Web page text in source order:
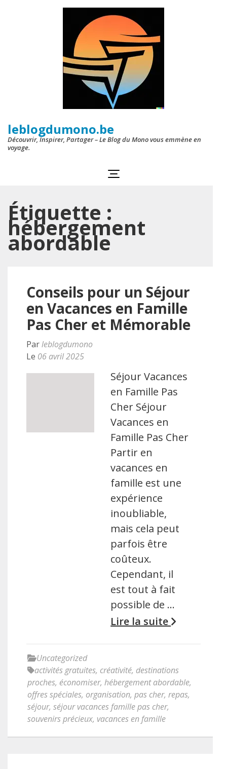
leblogdumono.be
Découvrir, Inspirer, Partager – Le Blog du Mono vous emmène en
voyage.
Étiquette :
hébergement
abordable
Conseils pour un Séjour
en Vacances en Famille
Pas Cher et Mémorable
Parleblogdumono
Le 06 avril 2025
Séjour Vacances
en Famille Pas
Cher Séjour
Vacances en
Famille Pas Cher
Partir en
vacances en
famille est une
expérience
inoubliable,
mais cela peut
parfois être
coûteux.
Cependant, il
est tout à fait
possible de …
Lire la suite
Uncategorized
activités gratuites, créativité, destinations
proches, économiser, hébergement abordable,
offres spéciales, organisation, pas cher, repas,
séjour, séjour vacances famille pas cher,
souvenirs précieux, vacances en famille